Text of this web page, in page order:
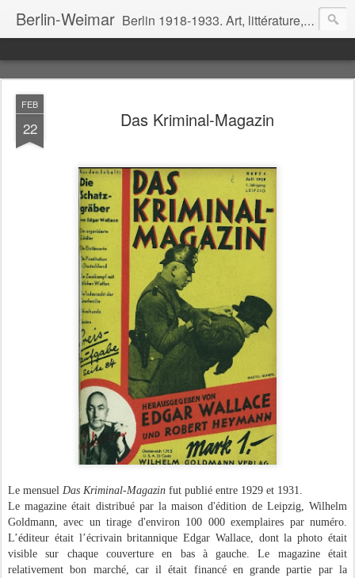
Berlin-Weimar Berlin 1918-1933. Art, littérature, cinéma, théâtre, politique, mœurs.
FEB
22 Das Kriminal-Magazin
Le mensuel Das Kriminal-Magazin fut publié entre 1929 et 1931.
Le magazine était distribué par la maison d'édition de Leipzig, Wilhelm
Goldmann, avec un tirage d'environ 100 000 exemplaires par numéro.
L’éditeur était l’écrivain britannique Edgar Wallace, dont la photo était
visible sur chaque couverture en bas à gauche. Le magazine était
relativement bon marché, car il était financé en grande partie par la